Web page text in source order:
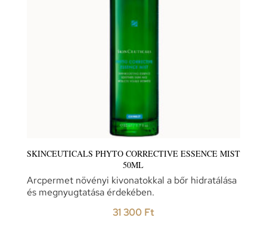
SKINCEUTICALS PHYTO CORRECTIVE ESSENCE MIST
50ML
Arcpermet növényi kivonatokkal a bőr hidratálása
és megnyugtatása érdekében.
31 300 Ft